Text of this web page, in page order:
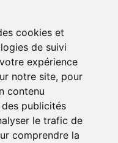
cookies et
de suivi
expérience
notre site, pour
contenu
publicités
le trafic de
comprendre la